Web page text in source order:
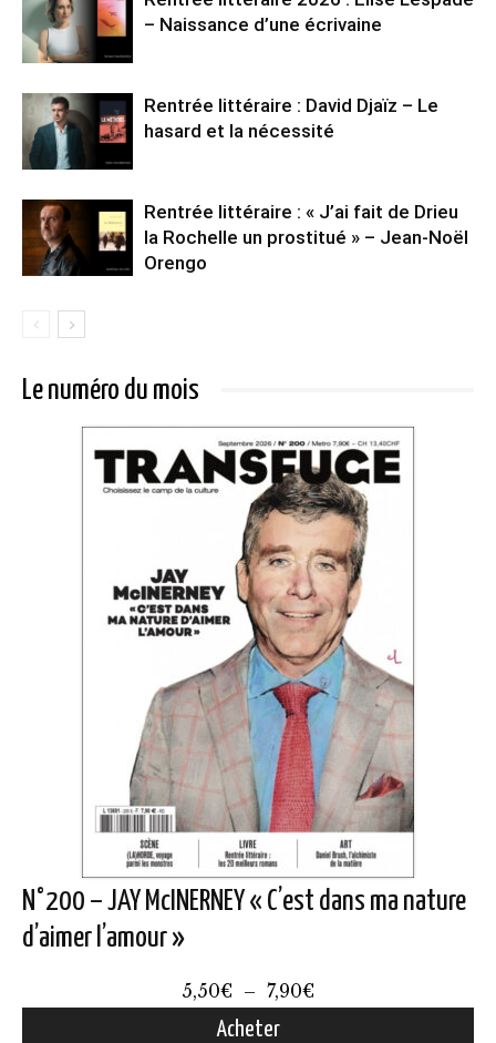
– Naissance d’une écrivaine
Rentrée littéraire : David Djaïz – Le
hasard et la nécessité
Rentrée littéraire : « J’ai fait de Drieu
la Rochelle un prostitué » – Jean-Noël
Orengo
Le numéro du mois
N°200 – JAY McINERNEY « C’est dans ma nature
d’aimer l’amour »
5,50€ – 7,90€
Acheter